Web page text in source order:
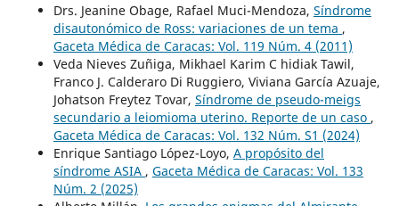
Drs. Jeanine Obage, Rafael Muci-Mendoza, Síndrome
disautonómico de Ross: variaciones de un tema ,
Gaceta Médica de Caracas: Vol. 119 Núm. 4 (2011)
Veda Nieves Zuñiga, Mikhael Karim C hidiak Tawil,
Franco J. Calderaro Di Ruggiero, Viviana García Azuaje,
Johatson Freytez Tovar, Síndrome de pseudo-meigs
secundario a leiomioma uterino. Reporte de un caso ,
Gaceta Médica de Caracas: Vol. 132 Núm. S1 (2024)
Enrique Santiago López-Loyo, A propósito del
síndrome ASIA , Gaceta Médica de Caracas: Vol. 133
Núm. 2 (2025)